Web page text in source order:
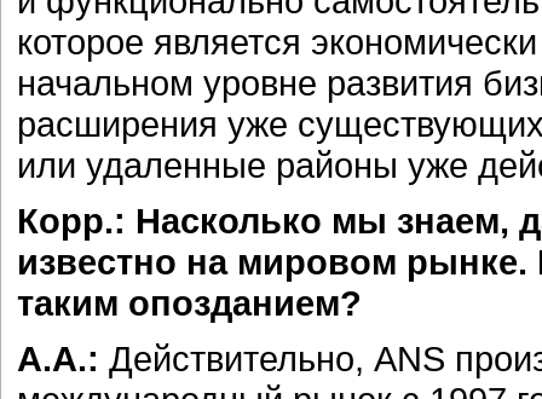
которое является
начальном уровне развития
расширения уже
или удаленные районы уже
Корр.: Насколько мы знаем,
известно на мировом
таким опозданием?
А.А.: Действительно, ANS